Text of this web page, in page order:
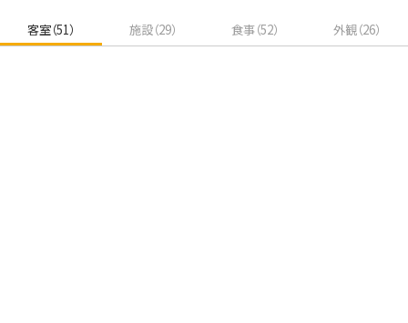
客室（51） 施設（29） 食事（52） 外観（26）